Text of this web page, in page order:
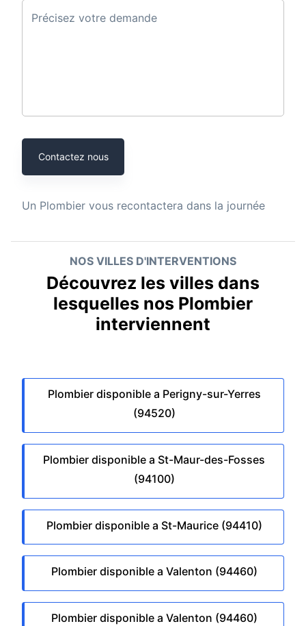
Précisez votre demande
Contactez nous
Un Plombier vous recontactera dans la journée
NOS VILLES D'INTERVENTIONS
Découvrez les villes dans
lesquelles nos Plombier
interviennent
Plombier disponible a Perigny-sur-Yerres
(94520)
Plombier disponible a St-Maur-des-Fosses
(94100)
Plombier disponible a St-Maurice (94410)
Plombier disponible a Valenton (94460)
Plombier disponible a Valenton (94460)